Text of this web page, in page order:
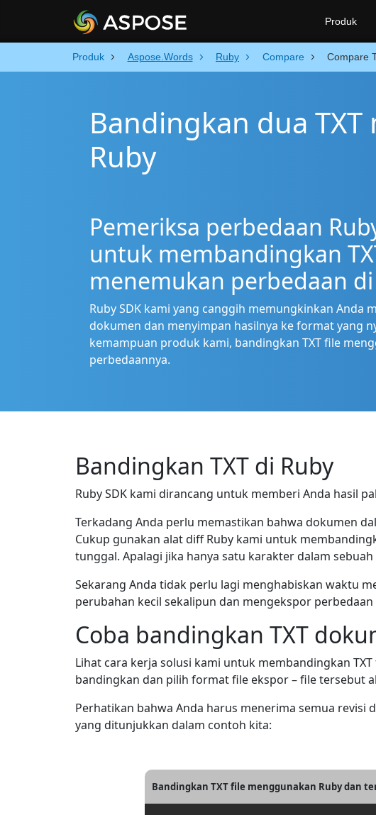
Produk Aspose.Words Ruby Compare Compare
Bandingkan dua
Ruby
Pemeriksa perbedaan
untuk membandingkan
menemukan perbedaan
Ruby SDK kami yang canggih memungkinkan Anda
dokumen dan menyimpan hasilnya ke format yang
kemampuan produk kami, bandingkan TXT file
perbedaannya.
Bandingkan TXT di Ruby
Ruby SDK kami dirancang untuk memberi Anda hasil
Terkadang Anda perlu memastikan bahwa dokumen
Cukup gunakan alat diff Ruby kami untuk
tunggal. Apalagi jika hanya satu karakter dalam
Sekarang Anda tidak perlu lagi menghabiskan waktu
perubahan kecil sekalipun dan mengekspor
Coba bandingkan TXT
Lihat cara kerja solusi kami untuk membandingkan
bandingkan dan pilih format file ekspor – file tersebut
Perhatikan bahwa Anda harus menerima semua
yang ditunjukkan dalam contoh kita:
Bandingkan TXT file menggunakan Ruby dan
Produk